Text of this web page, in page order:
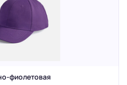
фиолетовая